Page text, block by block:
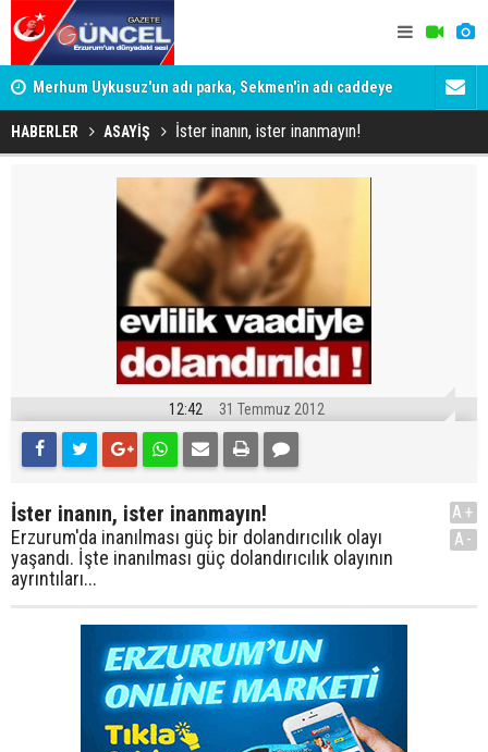
Merhum Uykusuz'un adı parka, Sekmen'in adı caddeye
verildi
HABERLER ASAYİŞ İster inanın, ister inanmayın!
12:42 31 Temmuz 2012
İster inanın, ister inanmayın!
Erzurum'da inanılması güç bir dolandırıcılık olayı
yaşandı. İşte inanılması güç dolandırıcılık olayının
ayrıntıları...
A+
A-